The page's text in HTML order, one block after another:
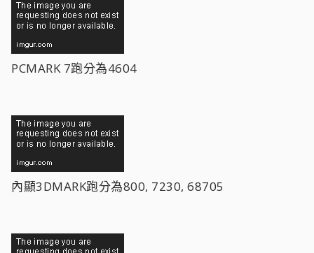
PCMARK 7跑分為4604
內顯3DMARK跑分為800, 7230, 68705